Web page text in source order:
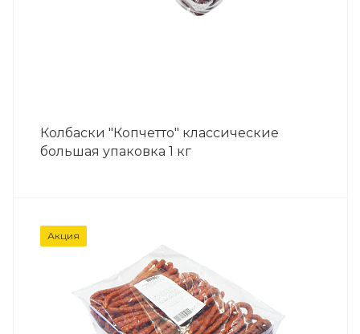
Колбаски "Копчетто" классические
большая упаковка 1 кг
Акция